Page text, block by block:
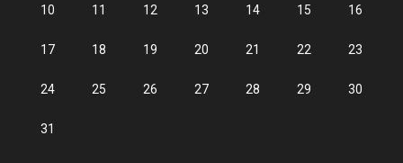
10 11 12 13 14 15 16
17 18 19 20 21 22 23
24 25 26 27 28 29 30
31